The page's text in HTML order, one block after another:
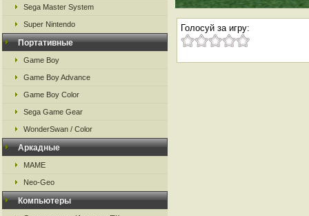
Sega Master System
Super Nintendo
Портативные
Game Boy
Game Boy Advance
Game Boy Color
Sega Game Gear
WonderSwan / Color
Аркадные
MAME
Neo-Geo
Компьютеры
Голосуй за игру: